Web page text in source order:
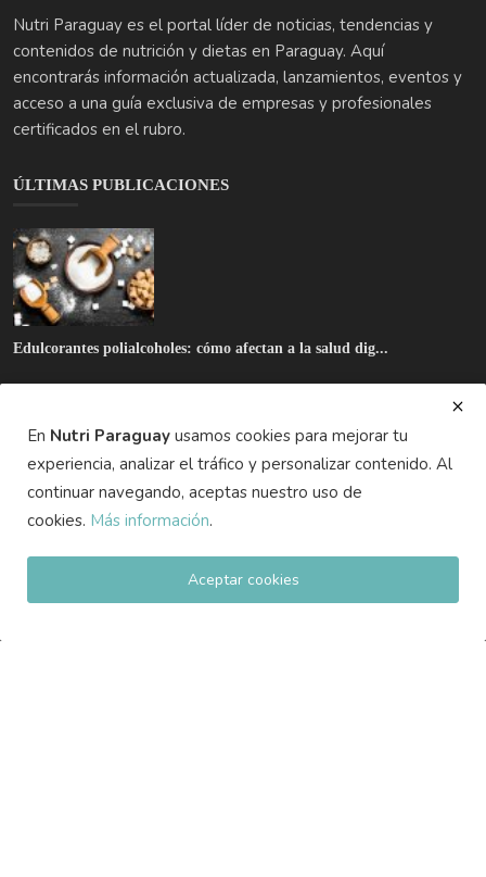
ÚLTIMAS PUBLICACIONES
Edulcorantes polialcoholes: cómo afectan a la salud dig...
Azúcar y bebidas azucaradas: un riesgo silencioso para ...
Picante y salud digestiva: lo que dice la ciencia sobre...
En Nutri Paraguay usamos cookies para mejorar tu
experiencia, analizar el tráfico y personalizar contenido. Al
continuar navegando, aceptas nuestro uso de
cookies. Más información.
Aceptar cookies